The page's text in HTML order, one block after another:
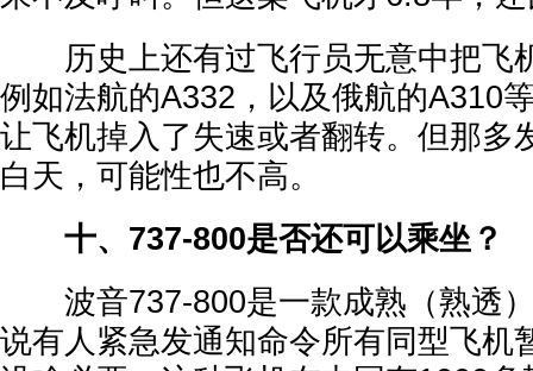
历史上还有过飞行员无意中把飞
例如法航的A332，以及俄航的A310
让飞机掉入了失速或者翻转。但那多
白天，可能性也不高。
十、737-800是否还可以乘坐？
波音737-800是一款成熟（熟透）
说有人紧急发通知命令所有同型飞机